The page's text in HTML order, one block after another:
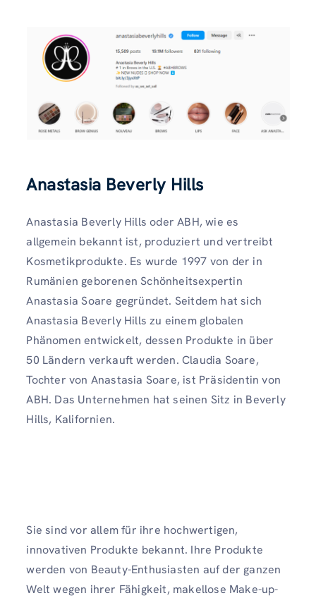
Anastasia Beverly Hills
Anastasia Beverly Hills oder ABH, wie es
allgemein bekannt ist, produziert und vertreibt
Kosmetikprodukte. Es wurde 1997 von der in
Rumänien geborenen Schönheitsexpertin
Anastasia Soare gegründet. Seitdem hat sich
Anastasia Beverly Hills zu einem globalen
Phänomen entwickelt, dessen Produkte in über
50 Ländern verkauft werden. Claudia Soare,
Tochter von Anastasia Soare, ist Präsidentin von
ABH. Das Unternehmen hat seinen Sitz in Beverly
Hills, Kalifornien.
Sie sind vor allem für ihre hochwertigen,
innovativen Produkte bekannt. Ihre Produkte
werden von Beauty-Enthusiasten auf der ganzen
Welt wegen ihrer Fähigkeit, makellose Make-up-